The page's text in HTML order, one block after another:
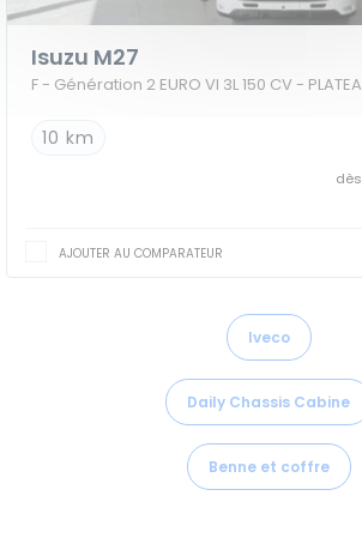
Isuzu M27
10 km
dès
AJOUTER AU COMPARATEUR
Iveco
Daily Chassis Cabine
Benne et coffre